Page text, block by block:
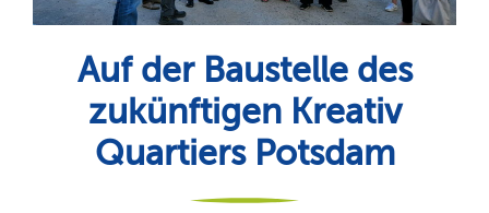
Auf der Baustelle des
zukünftigen Kreativ
Quartiers Potsdam